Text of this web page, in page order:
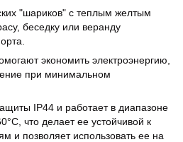
"шариков" с теплым желтым
беседку или веранду
экономить электроэнергию,
при минимальном
IP44 и работает в диапазоне
что делает ее устойчивой к
и позволяет использовать ее на